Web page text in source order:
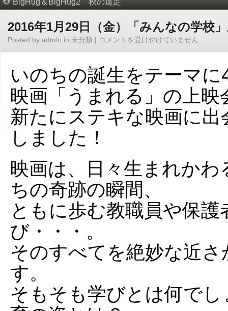
BigHug＆BigHug2 秋の遠足
2016年1月29日（金）「みんなの学校
Posted by admin in 未分類 | コメントを受け付けていません
いのちの誕生をテーマ
映画「うまれる」の上
新たにステキな映画に
しました！
映画は、日々生まれか
ちの奇跡の瞬間、
ともに歩む教職員や保
び・・・。
そのすべてを絶妙な近
す。
そもそも学びとは何で